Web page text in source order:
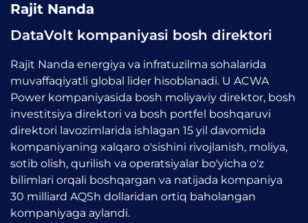
Rajit Nanda
DataVolt kompaniyasi bosh direktori
Rajit Nanda energiya va infratuzilma sohalarida
muvaffaqiyatli global lider hisoblanadi. U ACWA
Power kompaniyasida bosh moliyaviy direktor, bosh
investitsiya direktori va bosh portfel boshqaruvi
direktori lavozimlarida ishlagan 15 yil davomida
kompaniyaning xalqaro o'sishini rivojlanish, moliya,
sotib olish, qurilish va operatsiyalar bo'yicha o'z
bilimlari orqali boshqargan va natijada kompaniya
30 milliard AQSh dollaridan ortiq baholangan
kompaniyaga aylandi.